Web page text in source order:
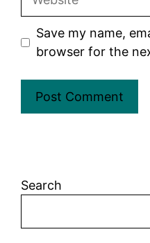
Save my name,
browser for the
Search